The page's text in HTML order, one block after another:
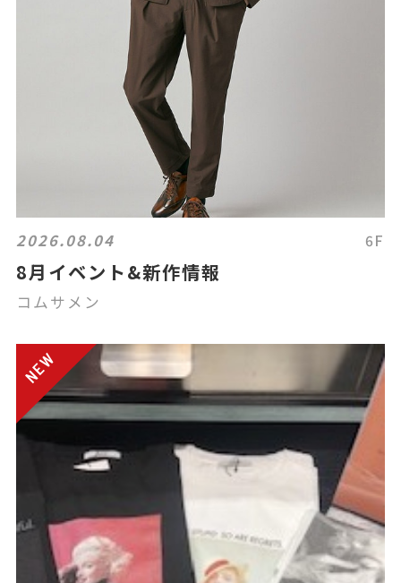
2026.08.04 6F
8月イベント&新作情報
コムサメン